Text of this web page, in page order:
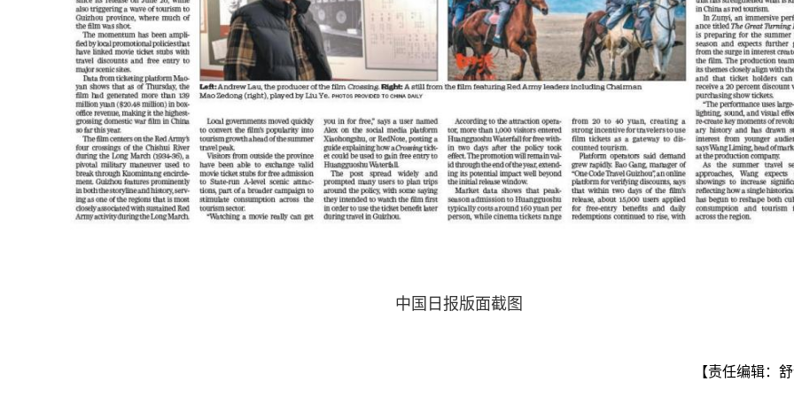
中国日报版面截图
【责任编辑：